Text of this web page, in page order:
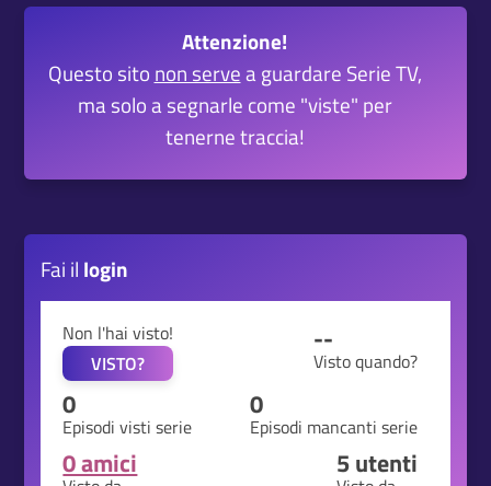
Attenzione!
Questo sito non servea guardare Serie TV,
ma solo a segnarle come "viste" per
tenerne traccia!
Fai il login
Non l'hai visto!
VISTO?
--
Visto quando?
0
Episodi visti serie
0
Episodi mancanti serie
0 amici 5utenti